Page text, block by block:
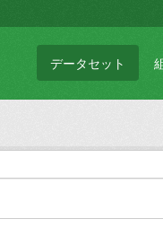
データセット